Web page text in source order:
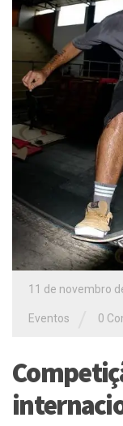
11 de novembro
Eventos 0